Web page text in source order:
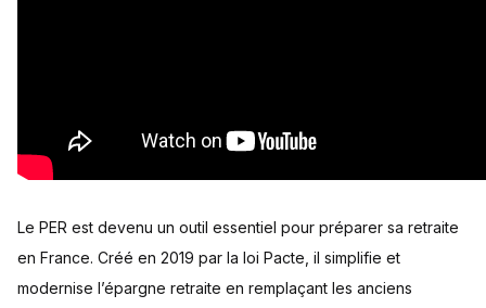
Le PER est devenu un outil essentiel pour préparer sa retraite
en France. Créé en 2019 par la loi Pacte, il simplifie et
modernise l’épargne retraite en remplaçant les anciens